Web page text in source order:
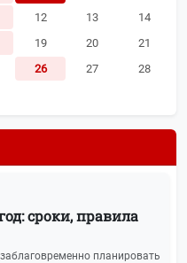
12 13
14
19 20
21
26 27
28
сроки, правила
планировать